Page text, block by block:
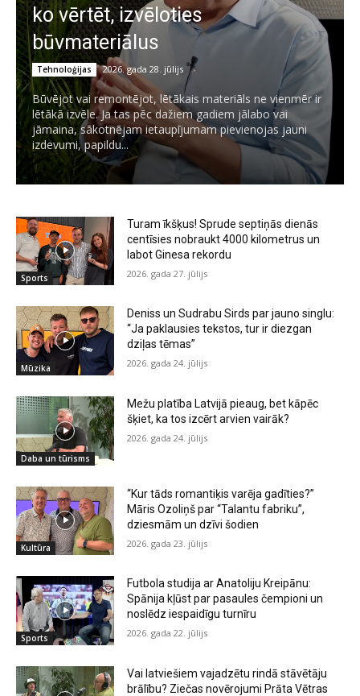
ko vērtēt, izvēloties
būvmateriālus
Tehnoloģijas 2026. gada 28. jūlijs
Būvējot vai remontējot, lētākais materiāls ne vienmēr ir
lētākā izvēle. Ja tas pēc dažiem gadiem jālabo vai
jāmaina, sākotnējam ietaupījumam pievienojas jauni
izdevumi, papildu...
Sports
Turam īkšķus! Sprude septiņās dienās
centīsies nobraukt 4000 kilometrus un
labot Ginesa rekordu
2026. gada 27. jūlijs
Mūzika
Deniss un Sudrabu Sirds par jauno singlu:
“Ja paklausies tekstos, tur ir diezgan
dziļas tēmas”
2026. gada 24. jūlijs
Daba un tūrisms
Mežu platība Latvijā pieaug, bet kāpēc
šķiet, ka tos izcērt arvien vairāk?
2026. gada 24. jūlijs
Kultūra
“Kur tāds romantiķis varēja gadīties?”
Māris Ozoliņš par “Talantu fabriku”,
dziesmām un dzīvi šodien
2026. gada 23. jūlijs
Sports
Futbola studija ar Anatoliju Kreipānu:
Spānija kļūst par pasaules čempioni un
noslēdz iespaidīgu turnīru
2026. gada 22. jūlijs
Vai latviešiem vajadzētu rindā stāvētāju
brālību? Ziečas novērojumi Prāta Vētras